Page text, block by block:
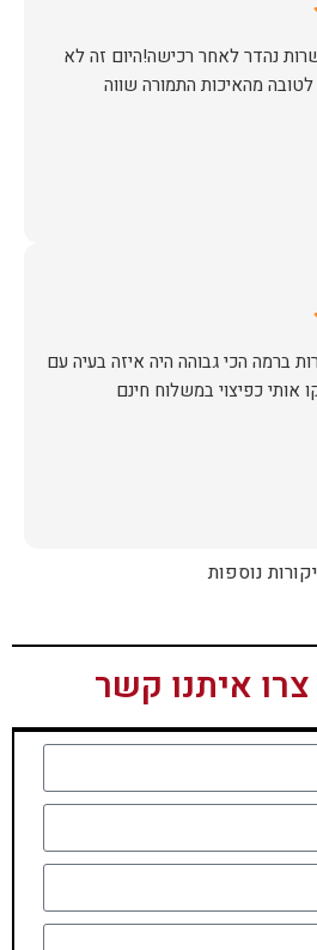
נהדר לאחר רכישה!היום זה לא
לטובה מהאיכות התמורה שווה
ברמה הכי גבוהה היה איזה בעיה עם
אותי כפיצוי במשלוח חינם
נוספות
איתנו קשר